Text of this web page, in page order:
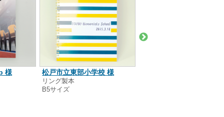
様 松戸市立東部小学校 様
リング製本
B5サイズ